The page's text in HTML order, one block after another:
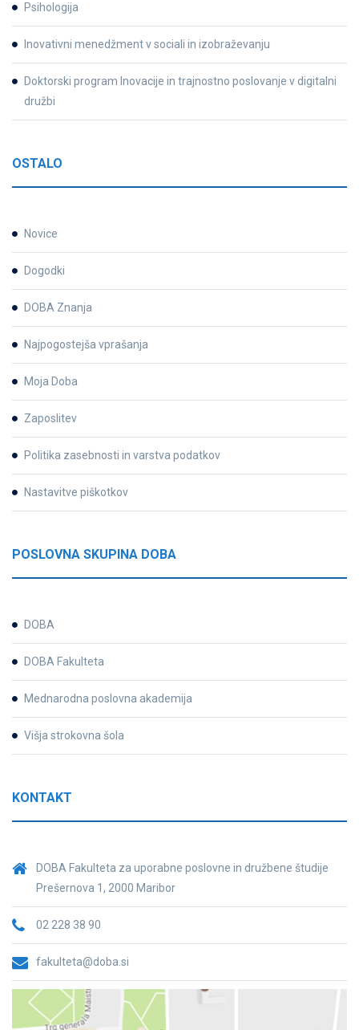
Psihologija
Inovativni menedžment v sociali in izobraževanju
Doktorski program Inovacije in trajnostno poslovanje v digitalni
družbi
OSTALO
Novice
Dogodki
DOBA Znanja
Najpogostejša vprašanja
Moja Doba
Zaposlitev
Politika zasebnosti in varstva podatkov
Nastavitve piškotkov
POSLOVNA SKUPINA DOBA
DOBA
DOBA Fakulteta
Mednarodna poslovna akademija
Višja strokovna šola
KONTAKT
DOBA Fakulteta za uporabne poslovne in družbene študije
Prešernova 1, 2000 Maribor
02 228 38 90
fakulteta@doba.si